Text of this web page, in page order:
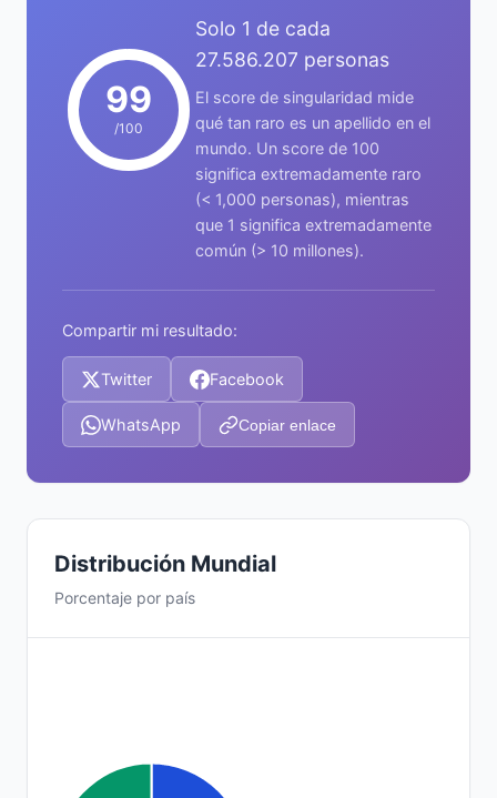
99
/100
Solo 1 de cada
27.586.207 personas
El score de singularidad mide
qué tan raro es un apellido en el
mundo. Un score de 100
significa extremadamente raro
(< 1,000 personas), mientras
que 1 significa extremadamente
común (> 10 millones).
Compartir mi resultado:
Twitter Facebook
WhatsApp Copiar enlace
Distribución Mundial
Porcentaje por país